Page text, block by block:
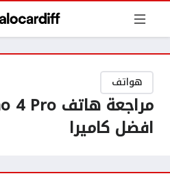
هواتف
افضل كاميرا